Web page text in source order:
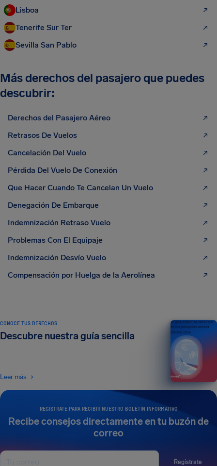
Lisboa
Tenerife Sur Ter
Sevilla San Pablo
Más derechos del pasajero que puedes
descubrir:
Derechos del Pasajero Aéreo
Retrasos De Vuelos
Cancelación Del Vuelo
Pérdida Del Vuelo De Conexión
Que Hacer Cuando Te Cancelan Un Vuelo
Denegación De Embarque
Indemnización Retraso Vuelo
Problemas Con El Equipaje
Indemnización Desvío Vuelo
Compensación por Huelga de la Aerolínea
REGÍSTRATE PARA RECIBIR NUESTRO BOLETÍN INFORMATIVO
Recibe consejos directamente en tu buzón de
correo
Regístrate
CONOCE TUS DERECHOS
Descubre nuestra guía sencilla
Leer más
Tu guía sobre los derechos
de los pasajeros aéreos
EDICIÓN 2026